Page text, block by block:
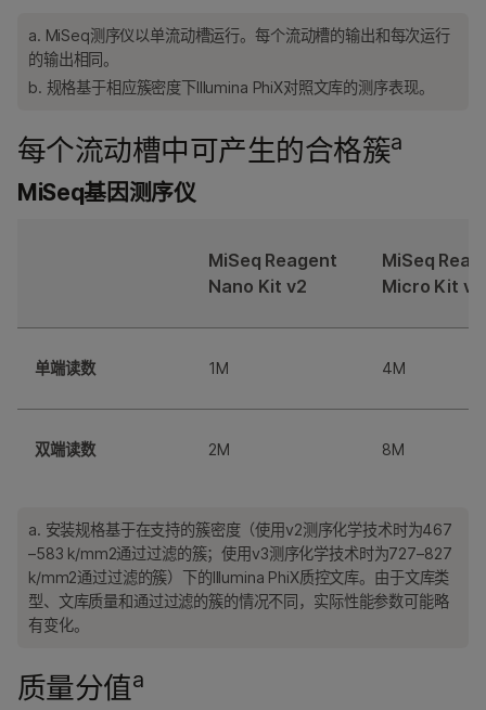
a. MiSeq测序仪以单流动槽运行。每个流动槽的输出和每次运行
的输出相同。
b. 规格基于相应簇密度下Illumina PhiX对照文库的测序表现。
每个流动槽中可产生的合格簇a
MiSeq基因测序仪
MiSeq Reagent
Nano Kit v2
MiSeq
Micro Kit v2
单端读数 1M 4M
双端读数 2M 8M
a. 安装规格基于在支持的簇密度（使用v2测序化学技术时为467
–583 k/mm2通过过滤的簇；使用v3测序化学技术时为727–827
k/mm2通过过滤的簇）下的Illumina PhiX质控文库。由于文库类
型、文库质量和通过过滤的簇的情况不同，实际性能参数可能略
有变化。
质量分值a